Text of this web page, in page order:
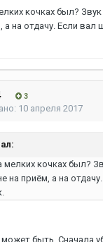
кочках был?
а на отдачу. Если вал
3
10 апреля 2017
мелких кочках был?
на приём, а на
быть. Сначала